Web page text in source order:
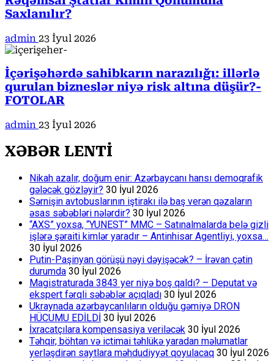
Saxlanılır?
admin 23 İyul 2026
İçərişəhərdə sahibkarın narazılığı: illərlə
qurulan bizneslər niyə risk altına düşür?-
FOTOLAR
admin 23 İyul 2026
XƏBƏR LENTİ
Nikah azalır, doğum enir: Azərbaycanı hansı demoqrafik
gələcək gözləyir? 30 İyul 2026
Sərnişin avtobuslarının iştirakı ilə baş verən qəzaların
əsas səbəbləri nələrdir? 30 İyul 2026
“AXS” yoxsa, “YUNEST” MMC – Satınalmalarda belə gizli
işlərə şəraiti kimlər yaradır – Antinhisar Agentliyi, yoxsa…
30 İyul 2026
Putin-Paşinyan görüşü nəyi dəyişəcək? – İrəvan çətin
durumda 30 İyul 2026
Magistraturada 3843 yer niyə boş qaldı? – Deputat və
ekspert fərqli səbəblər açıqladı 30 İyul 2026
Ukraynada azərbaycanlıların olduğu gəmiyə DRON
HÜCUMU EDİLDİ 30 İyul 2026
İxracatçılara kompensasiya veriləcək 30 İyul 2026
Təhqir, böhtan və ictimai təhlükə yaradan məlumatlar
yerləşdirən saytlara məhdudiyyət qoyulacaq 30 İyul 2026